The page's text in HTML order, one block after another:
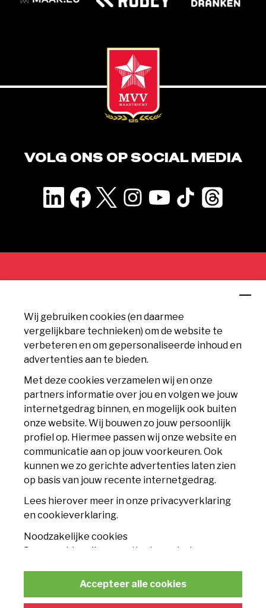
Wij gebruiken cookies (en daarmee
vergelijkbare technieken) om de website te
verbeteren en om gepersonaliseerde inhoud en
advertenties aan te bieden.
Met deze cookies verzamelen wij en onze
partners informatie over jou en volgen we jouw
internetgedrag binnen, en mogelijk ook buiten
onze website. Wij bouwen zo jouw persoonlijk
profiel op. Hiermee passen wij onze website en
communicatie aan op jouw voorkeuren. Ook
kunnen we zo gerichte advertenties laten zien
op basis van jouw recente internetgedrag.
Lees hierover meer in onze privacyverklaring
en cookieverklaring.
Noodzakelijke cookies
Deze cookies zijn essentieel voor het
conform de wet niet worden uitgeschakeld.
Statistische cookies
Accepteer alle cookies
VOLG ONS OP SOCIAL MEDIA
MVV Maastricht
Geusseltweg 11
6225 XS Maastricht
info@mvv.nl
CLUB
Accommodatie
Nieuws
Contact
TICKETS
Seizoenskaart